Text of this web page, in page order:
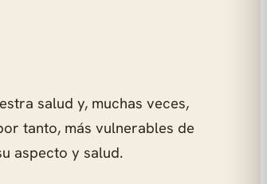
salud y, muchas veces,
tanto, más vulnerables de
aspecto y salud.